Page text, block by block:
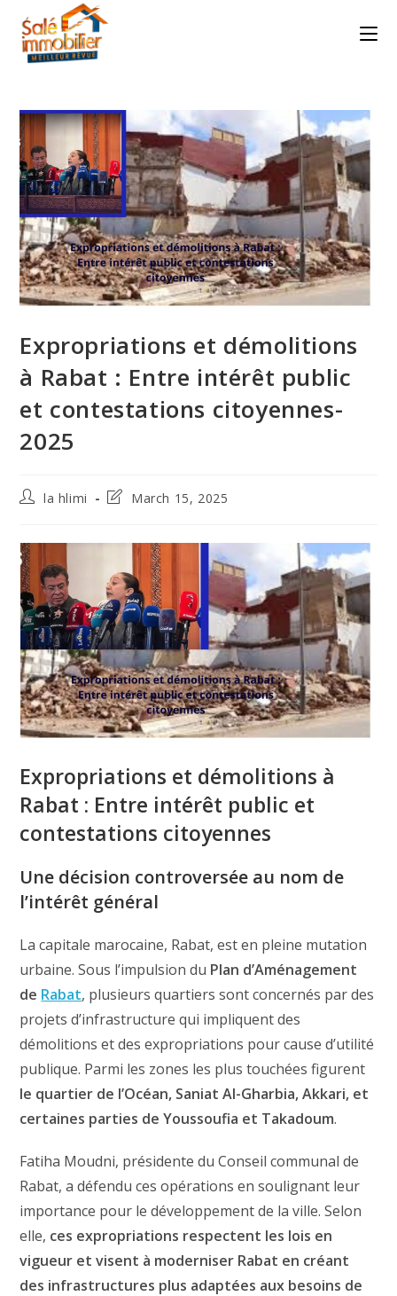
content
Expropriations et démolitions
à Rabat : Entre intérêt public
et contestations citoyennes-
2025
Postla hlimi
PostMarch 15, 2025
Expropriations et démolitions à
Rabat : Entre intérêt public et
contestations citoyennes
Une décision controversée au nom de
l’intérêt général
La capitale marocaine, Rabat, est en pleine mutation
urbaine. Sous l’impulsion du Plan d’Aménagement
de Rabat, plusieurs quartiers sont concernés par des
projets d’infrastructure qui impliquent des
démolitions et des expropriations pour cause d’utilité
publique. Parmi les zones les plus touchées figurent
le quartier de l’Océan, Saniat Al-Gharbia, Akkari, et
certaines parties de Youssoufia et Takadoum.
Fatiha Moudni, présidente du Conseil communal de
Rabat, a défendu ces opérations en soulignant leur
importance pour le développement de la ville. Selon
elle, ces expropriations respectent les lois en
vigueur et visent à moderniser Rabat en créant
des infrastructures plus adaptées aux besoins de